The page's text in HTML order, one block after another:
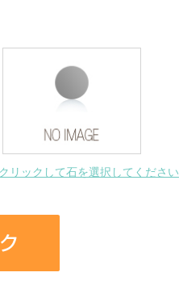
リックして石を選択してください